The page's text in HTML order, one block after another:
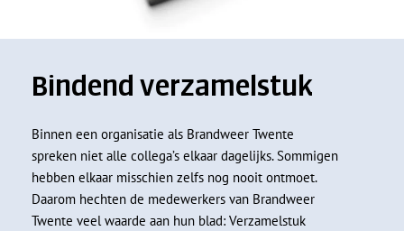
Bindend verzamelstuk
Binnen een organisatie als Brandweer Twente
spreken niet alle collega’s elkaar dagelijks. Sommigen
hebben elkaar misschien zelfs nog nooit ontmoet.
Daarom hechten de medewerkers van Brandweer
Twente veel waarde aan hun blad: Verzamelstuk